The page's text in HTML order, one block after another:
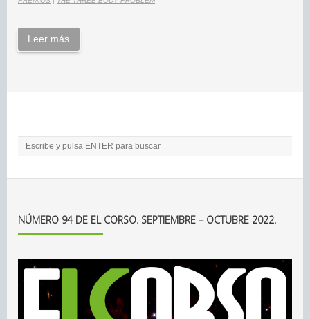
Leer más
NÚMERO 94 DE EL CORSO. SEPTIEMBRE – OCTUBRE 2022.